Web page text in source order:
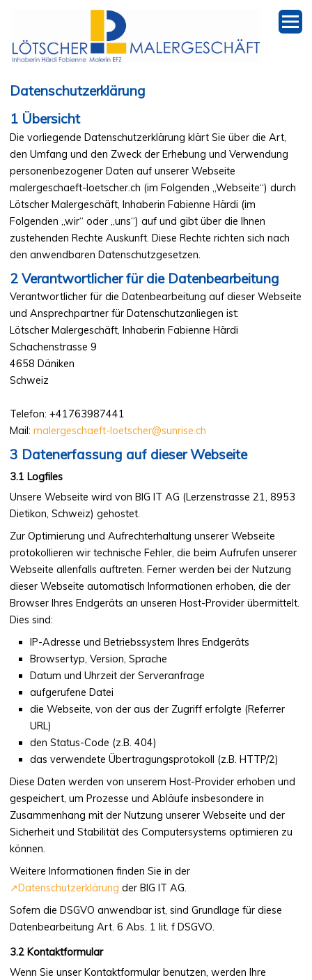
Start
Malen
Tapezieren
Spritzen
Lasurtechnik
Referenzen
Kontakt
Datenschutzerklärung
Übersicht
Die vorliegende Datenschutzerklärung klärt Sie über die Art,
den Umfang und den Zweck der Erhebung und Verwendung
personenbezogener Daten auf unserer Webseite
malergeschaeft-loetscher.ch (im Folgenden „Webseite“) durch
Lötscher Malergeschäft, Inhaberin Fabienne Härdi (im
Folgenden „wir“ oder „uns“) auf und gibt über die Ihnen
zustehenden Rechte Auskunft. Diese Rechte richten sich nach
den anwendbaren Datenschutzgesetzen.
Verantwortlicher für die Datenbearbeitung
Verantwortlicher für die Datenbearbeitung auf dieser Webseite
und Ansprechpartner für Datenschutzanliegen ist:
Lötscher Malergeschäft, Inhaberin Fabienne Härdi
Schachenstrasse 9
4658 Däniken
Schweiz
Telefon: +41763987441
Mail:malergeschaeft-loetscher@sunrise.ch
Datenerfassung auf dieser Webseite
Logfiles
Unsere Webseite wird von BIG IT AG (Lerzenstrasse 21, 8953
Dietikon, Schweiz) gehostet.
Zur Optimierung und Aufrechterhaltung unserer Webseite
protokollieren wir technische Fehler, die beim Aufrufen unserer
Webseite allenfalls auftreten. Ferner werden bei der Nutzung
dieser Webseite automatisch Informationen erhoben, die der
Browser Ihres Endgeräts an unseren Host-Provider übermittelt.
Dies sind:
IP-Adresse und Betriebssystem Ihres Endgeräts
Browsertyp, Version, Sprache
Datum und Uhrzeit der Serveranfrage
aufgerufene Datei
die Webseite, von der aus der Zugriff erfolgte (Referrer
URL)
den Status-Code (z.B. 404)
das verwendete Übertragungsprotokoll (z.B. HTTP/2)
Diese Daten werden von unserem Host-Provider erhoben und
gespeichert, um Prozesse und Abläufe insbesondere in
Zusammenhang mit der Nutzung unserer Webseite und der
Sicherheit und Stabilität des Computersystems optimieren zu
können.
Weitere Informationen finden Sie in der
Datenschutzerklärung der BIG IT AG.
Sofern die DSGVO anwendbar ist, sind Grundlage für diese
Datenbearbeitung Art. 6 Abs. 1 lit. f DSGVO.
Kontaktformular
Wenn Sie unser Kontaktformular benutzen, werden Ihre